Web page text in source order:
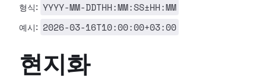
형식: YYYY-MM-DDTHH:MM:SS±HH:MM
예시: 2026-03-16T10:00:00+03:00
현지화